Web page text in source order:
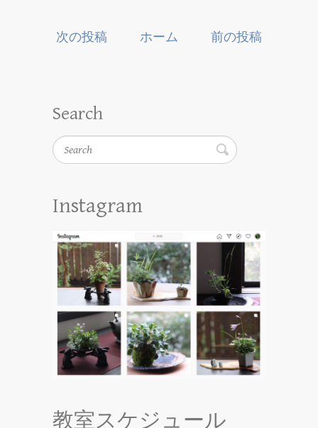
次の投稿 前の投稿
ホーム
Search
Search
Instagram
教室スケジュール